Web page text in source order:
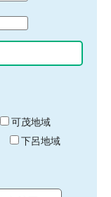
可茂地域
下呂地域